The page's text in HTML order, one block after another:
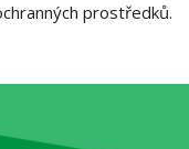
prostředků.